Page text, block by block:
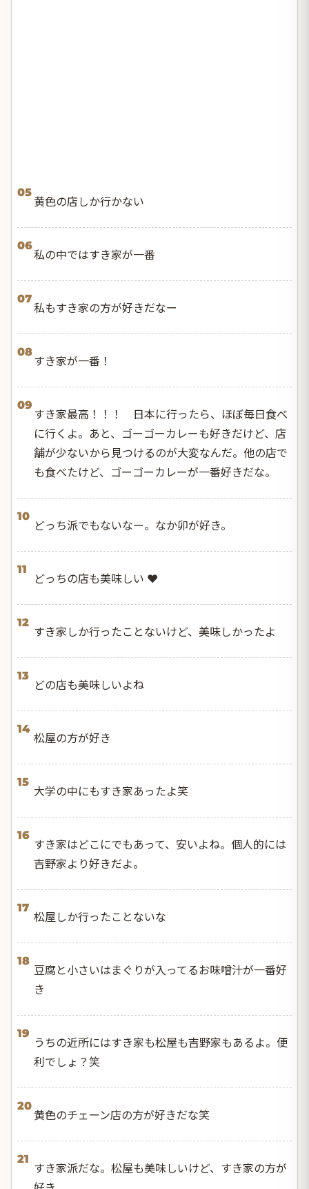
05
黄色の店しか行かない
06
私の中ではすき家が一番
07
私もすき家の方が好きだなー
08
すき家が一番！
09
すき家最高！！！ 日本に行ったら、ほぼ毎日食べ
に行くよ。あと、ゴーゴーカレーも好きだけど、店
舗が少ないから見つけるのが大変なんだ。他の店で
も食べたけど、ゴーゴーカレーが一番好きだな。
10
どっち派でもないなー。なか卯が好き。
11
どっちの店も美味しい ❤️
12
すき家しか行ったことないけど、美味しかったよ
13
どの店も美味しいよね
14
松屋の方が好き
15
大学の中にもすき家あったよ笑
16
すき家はどこにでもあって、安いよね。個人的には
吉野家より好きだよ。
17
松屋しか行ったことないな
18
豆腐と小さいはまぐりが入ってるお味噌汁が一番好
き
19
うちの近所にはすき家も松屋も吉野家もあるよ。便
利でしょ？笑
20
黄色のチェーン店の方が好きだな笑
21
すき家派だな。松屋も美味しいけど、すき家の方が